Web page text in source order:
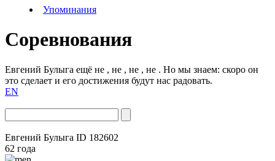
Упоминания
Соревнования
Евгений Булыга ещё не , не , не , не . Но мы знаем: скоро он
это сделает и его достижения будут нас радовать.
EN
Евгений Булыга ID 182602
62 года